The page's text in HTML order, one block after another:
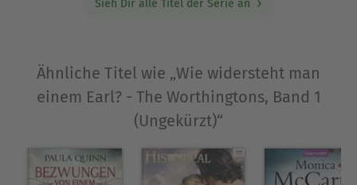
Sieh Dir alle Titel der Serie an
Ähnliche Titel wie „Wie widersteht man
einem Earl? - The Worthingtons, Band 1
(Ungekürzt)“